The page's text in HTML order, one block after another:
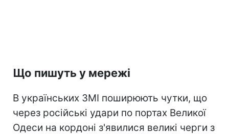
Що пишуть у мережі
В українських ЗМІ поширюють чутки, що
через російські удари по портах Великої
Одеси на кордоні з'явилися великі черги з